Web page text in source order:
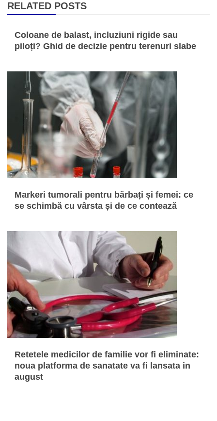
RELATED POSTS
Coloane de balast, incluziuni rigide sau
piloți? Ghid de decizie pentru terenuri slabe
Markeri tumorali pentru bărbați și femei: ce
se schimbă cu vârsta și de ce contează
Retetele medicilor de familie vor fi eliminate:
noua platforma de sanatate va fi lansata in
august